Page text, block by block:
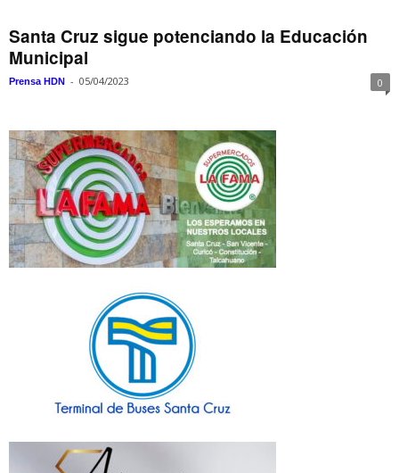
Santa Cruz sigue potenciando la Educación
Municipal
Prensa HDN - 05/04/2023 0